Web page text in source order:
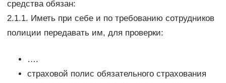
средства обязан:
2.1.1. Иметь при себе и по требованию сотрудников
полиции передавать им, для проверки:
….
страховой полис обязательного страхования